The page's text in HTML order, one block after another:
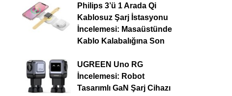
Philips 3’ü 1 Arada Qi
Kablosuz Şarj İstasyonu
İncelemesi: Masaüstünde
Kablo Kalabalığına Son
UGREEN Uno RG
İncelemesi: Robot
Tasarımlı GaN Şarj Cihazı